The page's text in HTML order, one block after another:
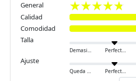
General
Calidad
Comodidad
Talla
Demasiado pequeño Perfecto
Ajuste
Queda ajustado Perfecto